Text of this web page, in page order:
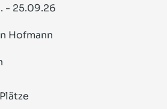
- 25.09.26
Hofmann